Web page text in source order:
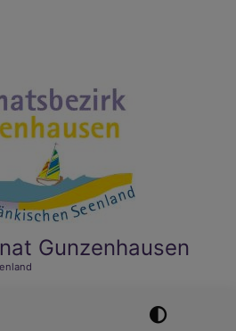
Gunzenhausen